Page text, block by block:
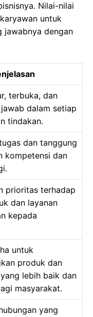
Nilai-nilai
untuk
jawabnya dengan
terbuka, dan
dalam setiap
tindakan.
dan tanggung
kompetensi dan
prioritas terhadap
dan layanan
kepada
untuk
produk dan
lebih baik dan
masyarakat.
yang